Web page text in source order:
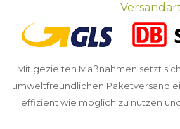
Mit gezielten Maßnahmen setzt
umweltfreundlichen Paketversand
effizient wie möglich zu nutzen